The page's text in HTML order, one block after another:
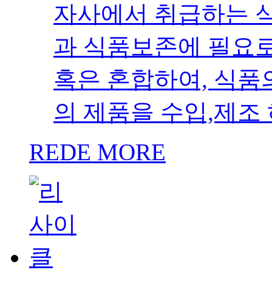
자사에서 취급하는
과 식품보존에 필요
혹은 혼합하여, 식품
의 제품을 수입,제조
REDE MORE